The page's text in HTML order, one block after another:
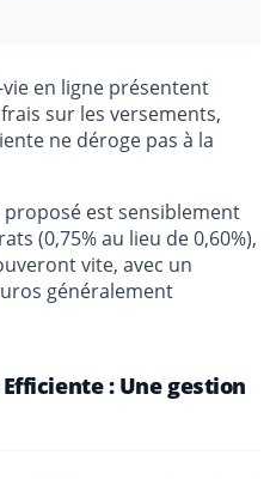
en ligne présentent
sur les versements,
ne déroge pas à la
est sensiblement
(0,75% au lieu de 0,60%),
vite, avec un
généralement
: Une gestion